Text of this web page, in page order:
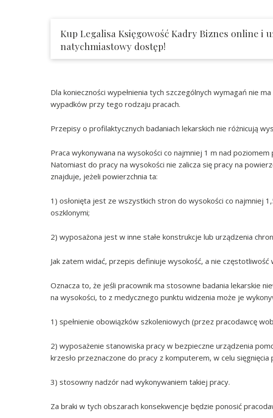
Kup Legalisa Księgowość Kadry Biznes online i
natychmiastowy dostęp!
Dla konieczności wypełnienia tych szczególnych wymagań nie
wypadków przy tego rodzaju pracach.
Przepisy o profilaktycznych badaniach lekarskich nie różnicują
Praca wykonywana na wysokości co najmniej 1 m nad
Natomiast do pracy na wysokości nie zalicza się pracy na
znajduje, jeżeli powierzchnia ta:
1) osłonięta jest ze wszystkich stron do wysokości co najmniej
oszklonymi;
2) wyposażona jest w inne stałe konstrukcje lub urządzenia
Jak zatem widać, przepis definiuje wysokość, a nie częstotliwość
Oznacza to, że jeśli pracownik ma stosowne badania lekarskie
na wysokości, to z medycznego punktu widzenia może je
1) spełnienie obowiązków szkoleniowych (przez pracodawcę
2) wyposażenie stanowiska pracy w bezpieczne urządzenia
krzesło przeznaczone do pracy z komputerem, w celu
3) stosowny nadzór nad wykonywaniem takiej pracy.
Za braki w tych obszarach konsekwencje będzie ponosić